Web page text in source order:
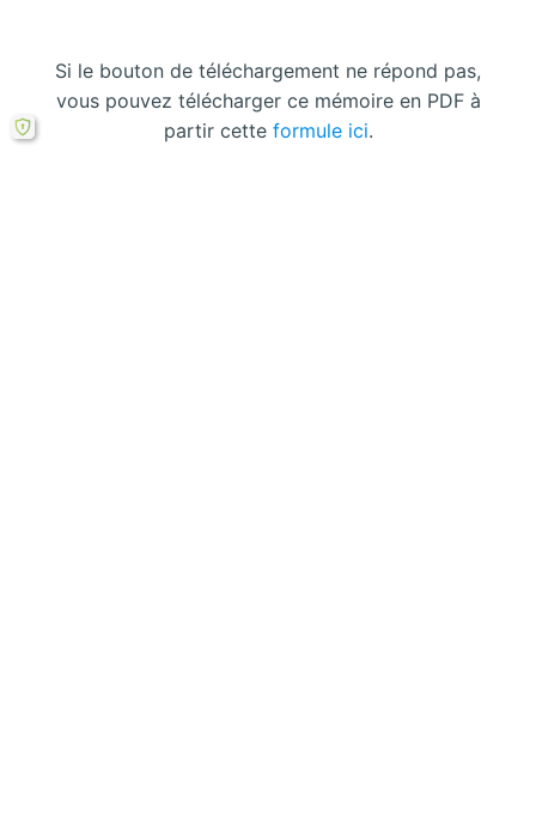
Si le bouton de téléchargement ne répond pas,
vous pouvez télécharger ce mémoire en PDF à
partir cette formule ici.